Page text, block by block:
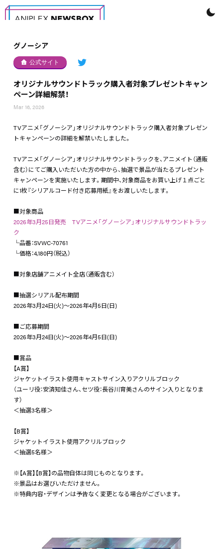
グノーシア
公式サイト
オリジナルサウンドトラック購入者対象プレゼントキャン
ペーン詳細解禁！
Mar 16, 2026
TVアニメ「グノーシア」オリジナルサウンドトラック購入者対象プレゼン
トキャンペーンの詳細を解禁いたしました。
TVアニメ「グノーシア」オリジナルサウンドトラックを、アニメイト（通販
含む）にてご購入いただいた方の中から、抽選で景品が当たるプレゼント
キャンペーンを実施いたします。期間中、対象商品をお買い上げ１点ごと
に1枚『シリアルコード付き応募用紙』をお渡しいたします。
■対象商品
2026年3月25日発売 TVアニメ「グノーシア」オリジナルサウンドトラッ
ク
└品番：SVWC-70761
└価格：4,180円（税込）
■対象店舗アニメイト全店（通販含む）
■抽選シリアル配布期間
2026年3月24日(火)～2026年4月5日(日)
■ご応募期間
2026年3月24日(火)～2026年4月5日(日)
■賞品
【A賞】
ジャケットイラスト使用キャストサイン入りアクリルブロック
（ユーリ役：安済知佳さん、セツ役：長谷川育美さんのサイン入りとなりま
す）
＜抽選3名様＞
【B賞】
ジャケットイラスト使用アクリルブロック
＜抽選5名様＞
※【A賞】【B賞】の品物自体は同じものとなります。
※景品はお選びいただけません。
※特典内容・デザインは予告なく変更となる場合がございます。